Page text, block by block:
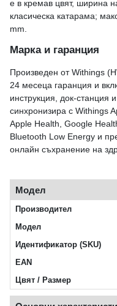
е в кремав цвят, ширина
класическа катарама;
mm.
Марка и гаранция
Произведен от Withings
24 месеца гаранция и
инструкция, док-станция
синхронизира с Withings
Apple Health, Google
Bluetooth Low Energy и
онлайн съхранение на
Модел
Производител
Модел
Идентификатор (SKU)
EAN
Цвят / Размер